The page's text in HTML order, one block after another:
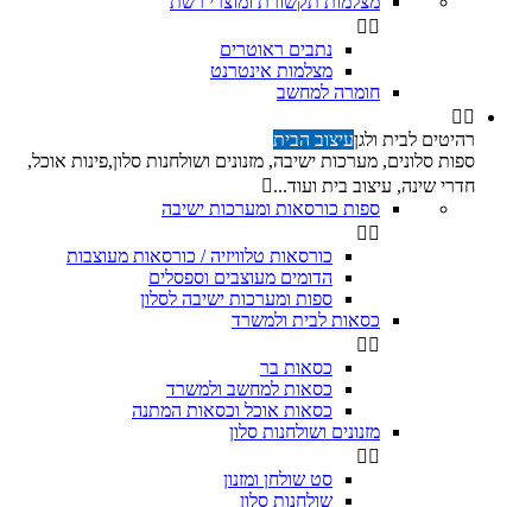
 
נתבים ראוטרים
מצלמות אינטרנט
חומרה למחשב
 
רהיטים לבית ולגןעיצוב הבית
ספות סלונים, מערכות ישיבה, מזנונים ושולחנות סלון,פינות אוכל,
חדרי שינה, עיצוב בית ועוד...
ספות כורסאות ומערכות ישיבה
 
כורסאות טלוויזיה / כורסאות מעוצבות
הדומים מעוצבים וספסלים
ספות ומערכות ישיבה לסלון
כסאות לבית ולמשרד
 
כסאות בר
כסאות למחשב ולמשרד
כסאות אוכל וכסאות המתנה
מזנונים ושולחנות סלון
 
סט שולחן ומזנון
שולחנות סלון